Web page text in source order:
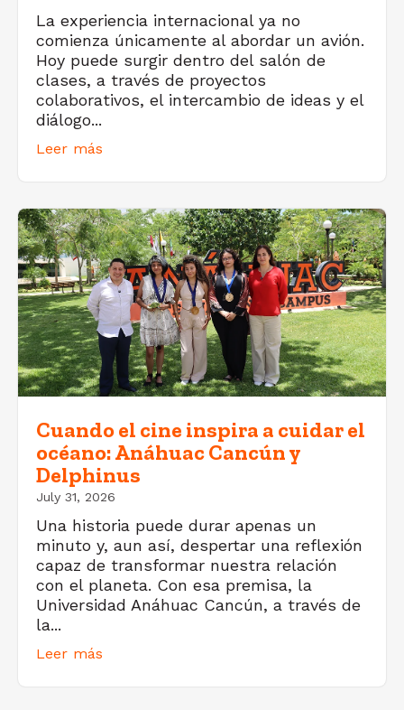
La experiencia internacional ya no
comienza únicamente al abordar un avión.
Hoy puede surgir dentro del salón de
clases, a través de proyectos
colaborativos, el intercambio de ideas y el
diálogo...
Leer más
Cuando el cine inspira a cuidar el
océano: Anáhuac Cancún y
Delphinus
July 31, 2026
Una historia puede durar apenas un
minuto y, aun así, despertar una reflexión
capaz de transformar nuestra relación
con el planeta. Con esa premisa, la
Universidad Anáhuac Cancún, a través de
la...
Leer más